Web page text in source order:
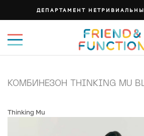
ДЕПАРТАМЕНТ
КОМБИНЕЗОН THINKING MU
Thinking Mu